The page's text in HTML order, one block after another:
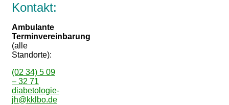
Kontakt:
Ambulante
Terminvereinbarung
(alle
Standorte):
(02 34) 5 09
– 32 71
diabetologie-
jh@kklbo.de